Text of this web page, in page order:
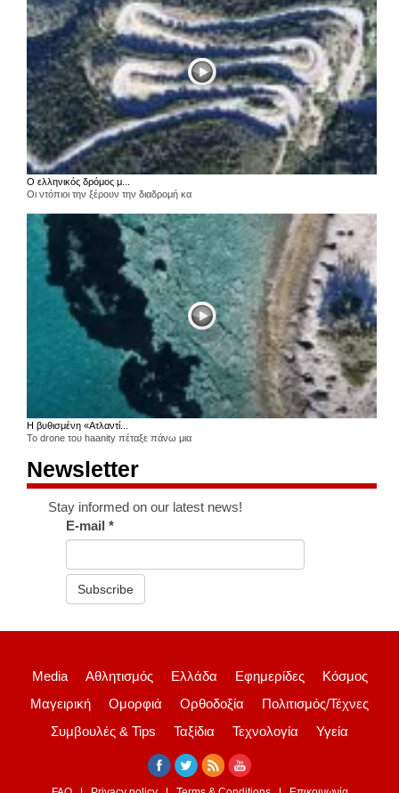
Ο ελληνικός δρόμος μ...
Οι ντόπιοι την ξέρουν την διαδρομή κα
Η βυθισμένη «Ατλαντί...
Το drone του haanity πέταξε πάνω μια
Newsletter
Stay informed on our latest news!
E-mail*
Subscribe
Media Αθλητισμός Ελλάδα Εφημερίδες
Κόσμος
Μαγειρική
Ομορφιά Ορθοδοξία
Πολιτισμός/Τέχνες
Συμβουλές & Tips
Ταξίδια Τεχνολογία Υγεία